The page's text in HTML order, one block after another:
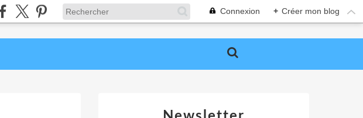
Connexion + Créer mon blog